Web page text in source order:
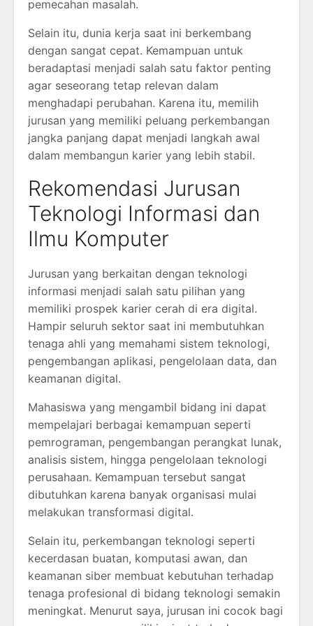
pemecahan masalah.
Selain itu, dunia kerja saat ini berkembang
dengan sangat cepat. Kemampuan untuk
beradaptasi menjadi salah satu faktor penting
agar seseorang tetap relevan dalam
menghadapi perubahan. Karena itu, memilih
jurusan yang memiliki peluang perkembangan
jangka panjang dapat menjadi langkah awal
dalam membangun karier yang lebih stabil.
Rekomendasi Jurusan
Teknologi Informasi dan
Ilmu Komputer
Jurusan yang berkaitan dengan teknologi
informasi menjadi salah satu pilihan yang
memiliki prospek karier cerah di era digital.
Hampir seluruh sektor saat ini membutuhkan
tenaga ahli yang memahami sistem teknologi,
pengembangan aplikasi, pengelolaan data, dan
keamanan digital.
Mahasiswa yang mengambil bidang ini dapat
mempelajari berbagai kemampuan seperti
pemrograman, pengembangan perangkat lunak,
analisis sistem, hingga pengelolaan teknologi
perusahaan. Kemampuan tersebut sangat
dibutuhkan karena banyak organisasi mulai
melakukan transformasi digital.
Selain itu, perkembangan teknologi seperti
kecerdasan buatan, komputasi awan, dan
keamanan siber membuat kebutuhan terhadap
tenaga profesional di bidang teknologi semakin
meningkat. Menurut saya, jurusan ini cocok bagi